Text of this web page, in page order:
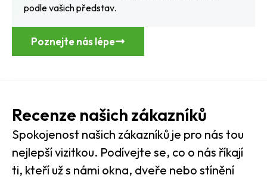
podle vašich představ.
Poznejte nás lépe
Recenze našich zákazníků
Spokojenost našich zákazníků je pro nás tou
nejlepší vizitkou. Podívejte se, co o nás říkají
ti, kteří už s námi okna, dveře nebo stínění